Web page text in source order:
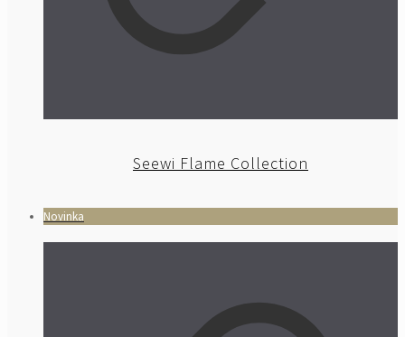
Seewi Flame Collection
Novinka